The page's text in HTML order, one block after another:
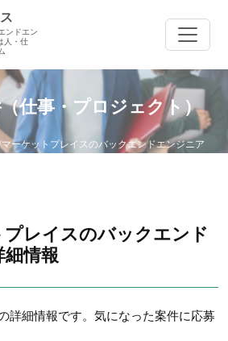
ンドエン
人・仕
ーケットプレイスのバックエンドエンジニア
仕事・プロジェクト）
レイスのバックエンド
情報
詳細情報です。気になった案件に応募